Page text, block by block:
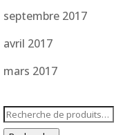
septembre 2017
avril 2017
mars 2017
Recherche